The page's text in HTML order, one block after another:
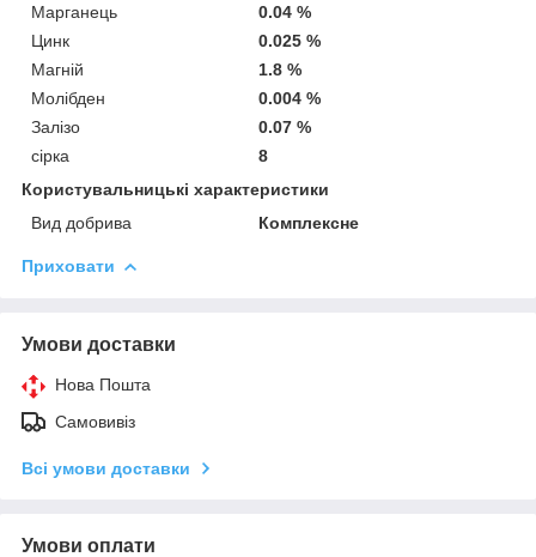
Марганець
0.04 %
Цинк
0.025 %
Магній
1.8 %
Молібден
0.004 %
Залізо
0.07 %
сірка
8
Користувальницькі характеристики
Вид добрива
Комплексне
Приховати
Умови доставки
Нова Пошта
Самовивіз
Всі умови доставки
Умови оплати